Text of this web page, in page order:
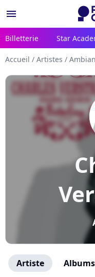
menu
Billetterie Star
Accueil / Artistes /
Artiste